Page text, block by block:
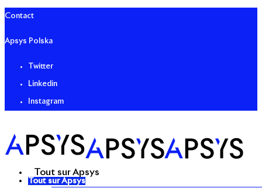
Contact
Apsys Polska
Twitter
Linkedin
Instagram
Tout sur Apsys
Tout sur Apsys